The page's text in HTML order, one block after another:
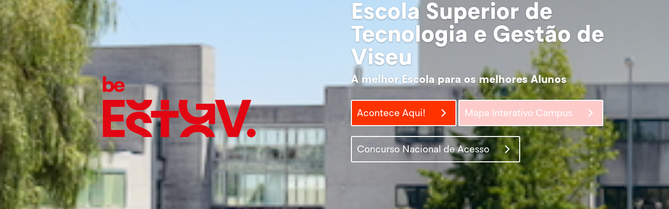
Escola Superior de
Tecnologia e Gestão de
Viseu
A melhor Escola para os melhores Alunos
Acontece Aqui! Mapa Interativo Campus
Concurso Nacional de Acesso